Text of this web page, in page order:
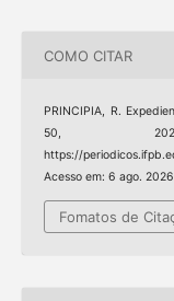
COMO CITAR
PRINCIPIA, R.
50,
https://
Acesso em: 6 ago.
Fomatos de